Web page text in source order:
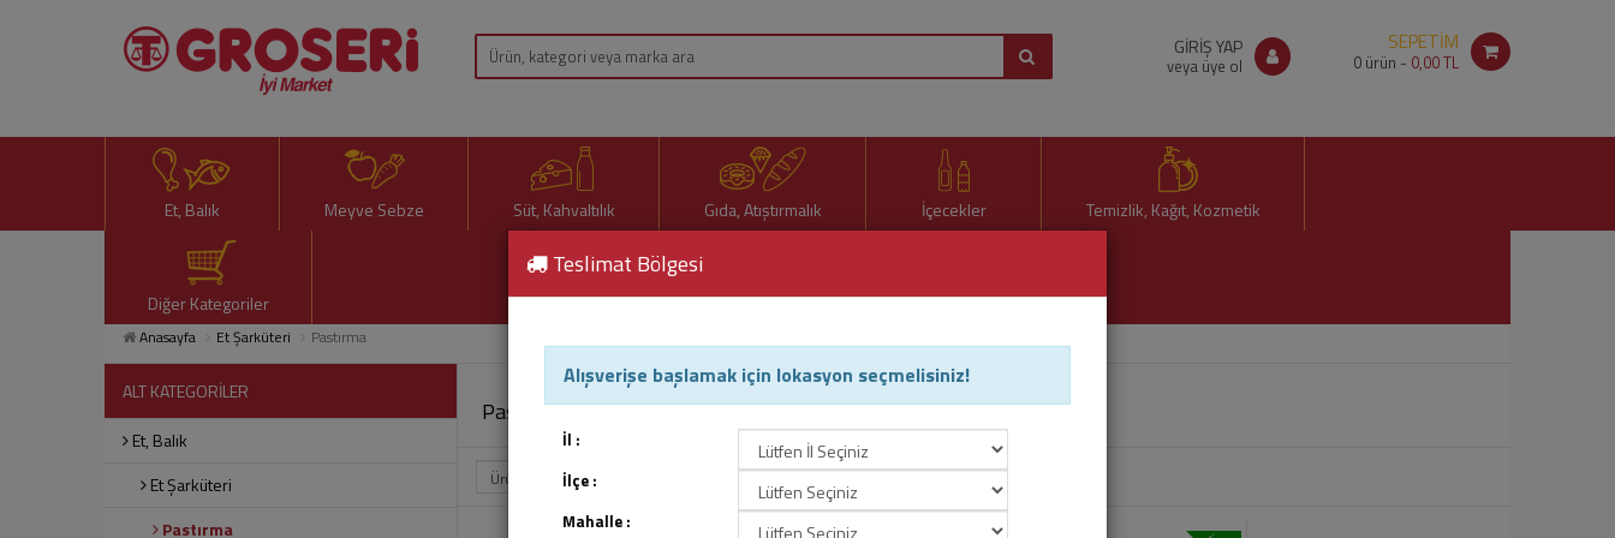
GİRİŞ YAP
veya üye ol
SEPETİM
0 ürün - 0,00 TL
Et, Balık Meyve Sebze Süt, Kahvaltılık Gıda, Atıştırmalık İçecekler Temizlik, Kağıt, Kozmetik
Diğer Kategoriler
Anasayfa Et Şarküteri Pastırma
ALT KATEGORİLER
Et, Balık
Et Şarküteri
Pastırma
Pastırma
Teslimat Bölgesi
Alışverişe başlamak için lokasyon seçmelisiniz!
İl :
İlçe :
Mahalle :